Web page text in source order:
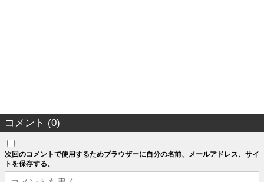
コメント (0)
次回のコメントで使用するためブラウザーに自分の名前、メールアドレス、サイ
トを保存する。